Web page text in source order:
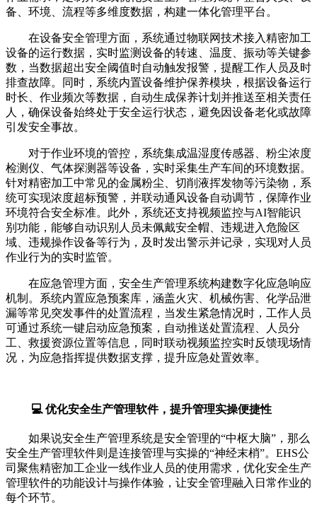
备、环境、流程等多维度数据，构建一体化管理平台。
在设备安全管理方面，系统通过物联网技术接入精密加工
设备的运行数据，实时监测设备的转速、温度、振动等关键参
数，当数据超出安全阈值时自动触发报警，提醒工作人员及时
排查故障。同时，系统内置设备维护保养模块，根据设备运行
时长、作业频次等数据，自动生成保养计划并推送至相关责任
人，确保设备始终处于安全运行状态，避免因设备老化或故障
引发安全事故。
对于作业环境的管控，系统集成温湿度传感器、粉尘浓度
检测仪、气体探测器等设备，实时采集生产车间的环境数据。
针对精密加工中常见的金属粉尘、切削液挥发物等污染物，系
统可实现浓度超标预警，并联动通风设备自动调节，保障作业
环境符合安全标准。此外，系统还支持视频监控与AI智能识
别功能，能够自动识别人员未佩戴安全帽、违规进入危险区
域、违规操作设备等行为，及时发出警示并记录，实现对人员
作业行为的实时监管。
在应急管理方面，安全生产管理系统构建数字化应急响应
机制。系统内置应急预案库，涵盖火灾、机械伤害、化学品泄
漏等常见突发事件的处置流程，当发生紧急情况时，工作人员
可通过系统一键启动应急预案，自动推送处置流程、人员分
工、救援资源位置等信息，同时联动视频监控实时反馈现场情
况，为应急指挥提供数据支撑，提升应急处置效率。
💻 优化安全生产管理软件，提升管理实操便捷性
如果说安全生产管理系统是安全管理的“中枢大脑”，那么
安全生产管理软件则是连接管理与实操的“神经末梢”。EHS公
司聚焦精密加工企业一线作业人员的使用需求，优化安全生产
管理软件的功能设计与操作体验，让安全管理融入日常作业的
每个环节。